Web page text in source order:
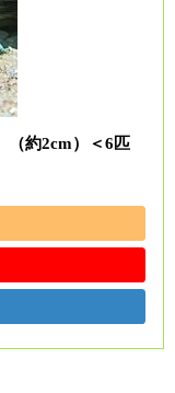
（約2cm）＜6匹